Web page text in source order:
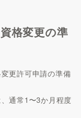
格変更の準
更許可申請の準備
通常1〜3か月程度